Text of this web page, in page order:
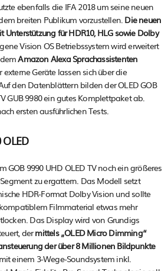
ebenfalls die IFA 2018 um seine neuen
breiten Publikum vorzustellen. Die neuen
Unterstützung für HDR10, HLG sowie Dolby
Vision OS Betriebssystem wird erweitert
Amazon Alexa Sprachassistenten
Geräte lassen sich über die
den Datenblättern bilden der OLED GOB
GUB 9980 ein gutes Komplettpaket ab.
ersten ausführlichen Tests.
GOB 9990 UHD OLED TV noch ein größeres
zu ergattern. Das Modell setzt
HDR-Format Dolby Vision und sollte
Filmmaterial etwas mehr
Das Display wird von Grundigs
dermittels „OLED Micro Dimming“
der über 8 Millionen Bildpunkte
einem 3-Wege-Soundsystem inkl.